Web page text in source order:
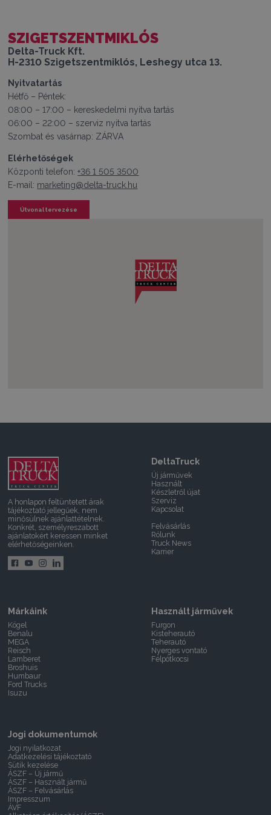
SZIGETSZENTMIKLÓS
Delta-Truck Kft.
H-2310 Szigetszentmiklós, Leshegy utca 13.
Nyitvatartás
Hétfő – Péntek:
08:00 – 17:00 – kereskedelmi nyitva tartás
06:00 – 22:00 – szerviz nyitva tartás
Szombat és vasárnap: ZÁRVA
Elérhetőségek
Központi telefon:+36 1 505 3500
E-mail: marketing@delta-truck.hu
Útvonal tervezése
A honlapon feltüntetett árak
tájékoztató jellegűek, nem
minősülnek ajánlattételnek.
Konkrét, személyreszabott
ajánlatokért keressen minket
elérhetőségeinken.
DeltaTruck
Új járművek
Használt
Készletről újat
Szerviz
Kapcsolat
Felvásárlás
Rólunk
Truck News
Karrier
Márkáink
Kögel
Benalu
MEGA
Reisch
Lamberet
Broshuis
Humbaur
Ford Trucks
Isuzu
Használt járművek
Furgon
Kisteherautó
Teherautó
Nyerges vontató
Félpótkocsi
Jogi dokumentumok
Jogi nyilatkozat
Adatkezelési tájékoztató
Sütik kezelése
ÁSZF – Új jármű
ÁSZF – Használt jármű
ÁSZF – Felvásárlás
Impresszum
ÁVF